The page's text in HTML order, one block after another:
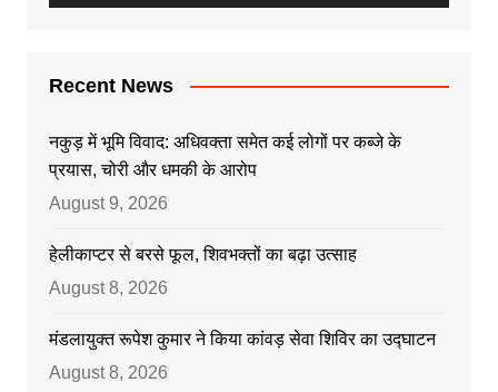
Recent News
नकुड़ में भूमि विवाद: अधिवक्ता समेत कई लोगों पर कब्जे के
प्रयास, चोरी और धमकी के आरोप
August 9, 2026
हेलीकाप्टर से बरसे फूल, शिवभक्तों का बढ़ा उत्साह
August 8, 2026
मंडलायुक्त रूपेश कुमार ने किया कांवड़ सेवा शिविर का उद्घाटन
August 8, 2026